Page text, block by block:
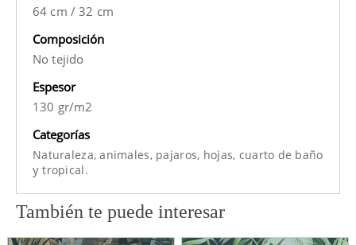
64 cm /32 cm
Composición
No tejido
Espesor
130 gr/m2
Categorías
Naturaleza,animales, pajaros, hojas, cuarto de baño
ytropical.
También te puede interesar